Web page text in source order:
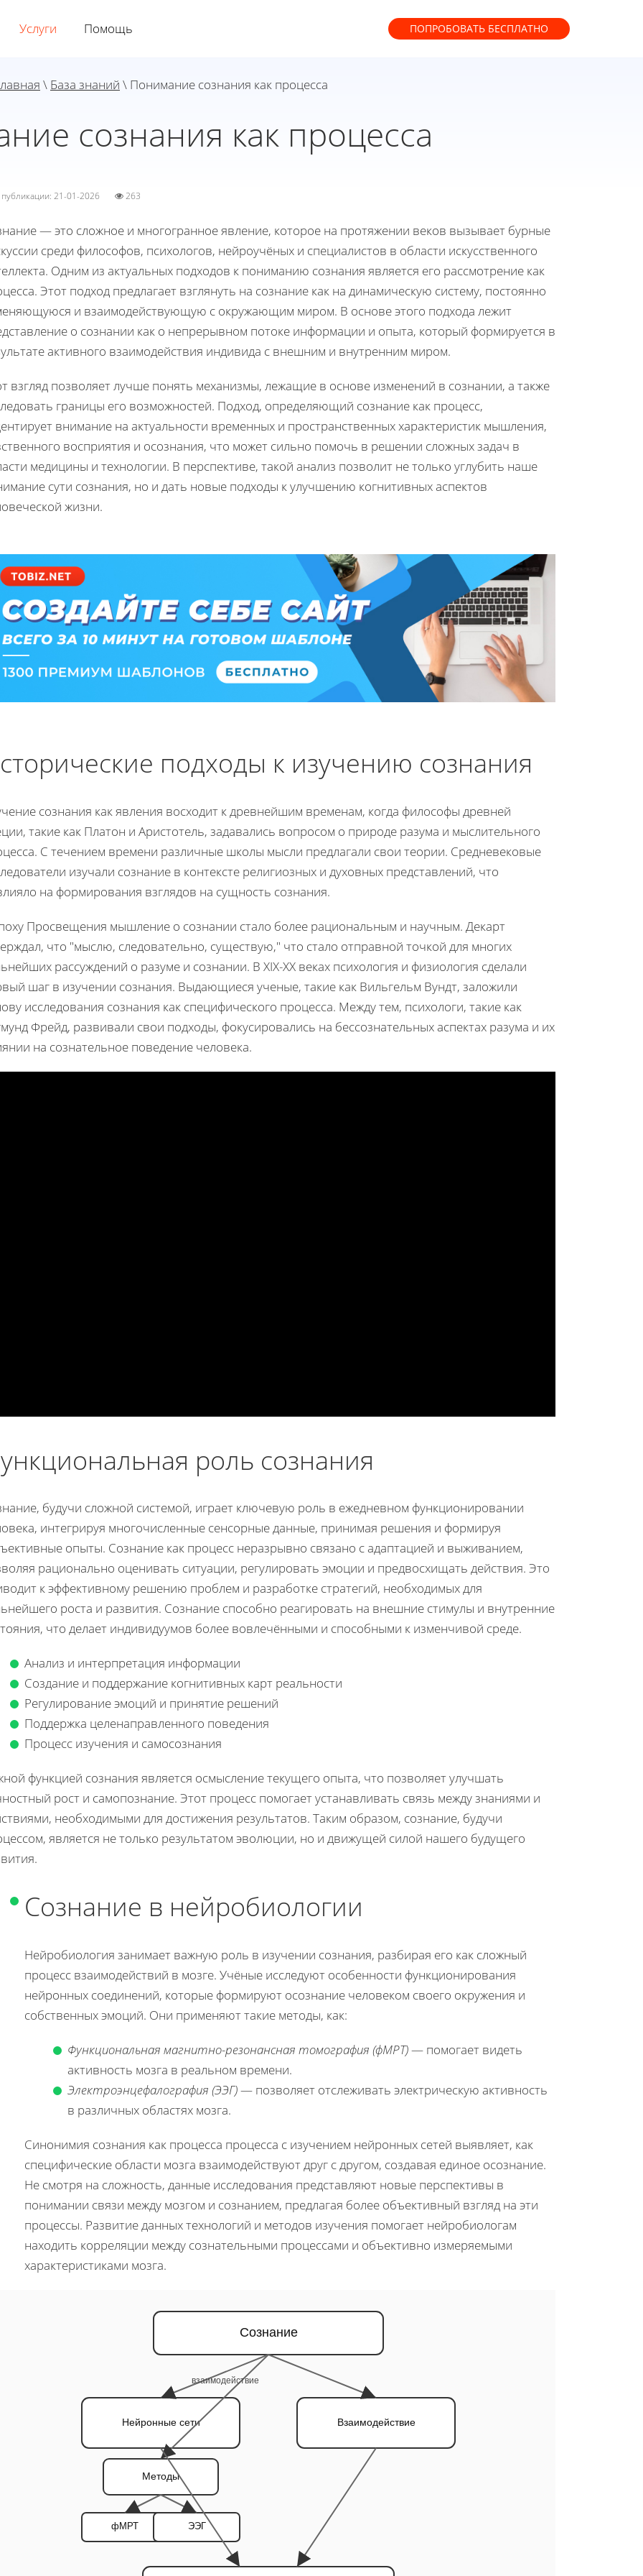
Услуги Помощь ПОПРОБОВАТЬ БЕСПЛАТНО
\ База знаний \ Понимание сознания как процесса
сознания как процесса
публикации: 21-01-2026 263
— это сложное и многогранное явление, которое на протяжении веков вызывает бурные
среди философов, психологов, нейроучёных и специалистов в области искусственного
Одним из актуальных подходов к пониманию сознания является его рассмотрение как
Этот подход предлагает взглянуть на сознание как на динамическую систему, постоянно
и взаимодействующую с окружающим миром. В основе этого подхода лежит
о сознании как о непрерывном потоке информации и опыта, который формируется в
активного взаимодействия индивида с внешним и внутренним миром.
взгляд позволяет лучше понять механизмы, лежащие в основе изменений в сознании, а также
границы его возможностей. Подход, определяющий сознание как процесс,
внимание на актуальности временных и пространственных характеристик мышления,
восприятия и осознания, что может сильно помочь в решении сложных задач в
медицины и технологии. В перспективе, такой анализ позволит не только углубить наше
сути сознания, но и дать новые подходы к улучшению когнитивных аспектов
жизни.
подходы к изучению сознания
сознания как явления восходит к древнейшим временам, когда философы древней
такие как Платон и Аристотель, задавались вопросом о природе разума и мыслительного
С течением времени различные школы мысли предлагали свои теории. Средневековые
изучали сознание в контексте религиозных и духовных представлений, что
на формирования взглядов на сущность сознания.
Просвещения мышление о сознании стало более рациональным и научным. Декарт
что "мыслю, следовательно, существую," что стало отправной точкой для многих
рассуждений о разуме и сознании. В XIX-XX веках психология и физиология сделали
шаг в изучении сознания. Выдающиеся ученые, такие как Вильгельм Вундт, заложили
исследования сознания как специфического процесса. Между тем, психологи, такие как
Фрейд, развивали свои подходы, фокусировались на бессознательных аспектах разума и их
на сознательное поведение человека.
роль сознания
будучи сложной системой, играет ключевую роль в ежедневном функционировании
интегрируя многочисленные сенсорные данные, принимая решения и формируя
опыты. Сознание как процесс неразрывно связано с адаптацией и выживанием,
рационально оценивать ситуации, регулировать эмоции и предвосхищать действия. Это
к эффективному решению проблем и разработке стратегий, необходимых для
роста и развития. Сознание способно реагировать на внешние стимулы и внутренние
что делает индивидуумов более вовлечёнными и способными к изменчивой среде.
Анализ и интерпретация информации
Создание и поддержание когнитивных карт реальности
Регулирование эмоций и принятие решений
Поддержка целенаправленного поведения
Процесс изучения и самосознания
функцией сознания является осмысление текущего опыта, что позволяет улучшать
рост и самопознание. Этот процесс помогает устанавливать связь между знаниями и
необходимыми для достижения результатов. Таким образом, сознание, будучи
является не только результатом эволюции, но и движущей силой нашего будущего
Сознание в нейробиологии
Нейробиология занимает важную роль в изучении сознания, разбирая его как сложный
процесс взаимодействий в мозге. Учёные исследуют особенности функционирования
нейронных соединений, которые формируют осознание человеком своего окружения и
собственных эмоций. Они применяют такие методы, как:
Функциональная магнитно-резонансная томография (фМРТ)— помогает видеть
активность мозга в реальном времени.
Электроэнцефалография (ЭЭГ)— позволяет отслеживать электрическую активность
в различных областях мозга.
Синонимия сознания как процесса процесса с изучением нейронных сетей выявляет, как
специфические области мозга взаимодействуют друг с другом, создавая единое осознание.
Не смотря на сложность, данные исследования представляют новые перспективы в
понимании связи между мозгом и сознанием, предлагая более объективный взгляд на эти
процессы. Развитие данных технологий и методов изучения помогает нейробиологам
находить корреляции между сознательными процессами и объективно измеряемыми
характеристиками мозга.
Сознание
Нейронные сети Взаимодействие
Методы
фМРТ ЭЭГ
взаимодействие